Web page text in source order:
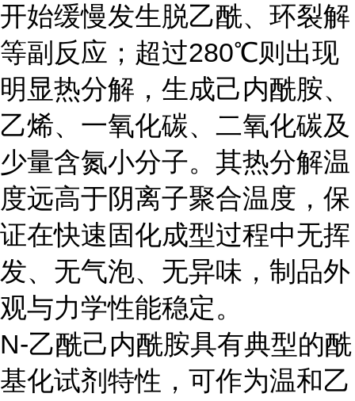
开始缓慢发生脱乙酰、环裂解
等副反应；超过280℃则出现
明显热分解，生成己内酰胺、
乙烯、一氧化碳、二氧化碳及
少量含氮小分子。其热分解温
度远高于阴离子聚合温度，保
证在快速固化成型过程中无挥
发、无气泡、无异味，制品外
观与力学性能稳定。
N-乙酰己内酰胺具有典型的酰
基化试剂特性，可作为温和乙